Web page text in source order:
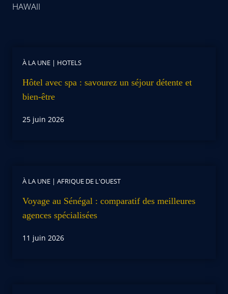
HAWAII
À LA UNE | HOTELS
Hôtel avec spa : savourez un séjour détente et
bien-être
25 juin 2026
À LA UNE | AFRIQUE DE L'OUEST
Voyage au Sénégal : comparatif des meilleures
agences spécialisées
11 juin 2026